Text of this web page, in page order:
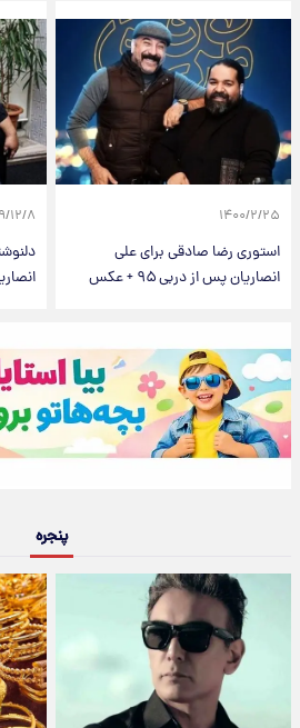
۱۴۰۰/۲/۲۵
استورى رضا صادقى براى على
انصاریان پس از دربی ۹۵ + عکس
پنجره